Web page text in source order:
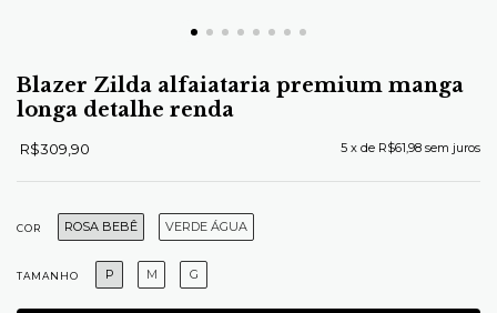
Blazer Zilda alfaiataria premium manga
longa detalhe renda
R$309,90 5 x de R$61,98 sem juros
COR ROSA BEBÊ VERDE ÁGUA
TAMANHO P M G